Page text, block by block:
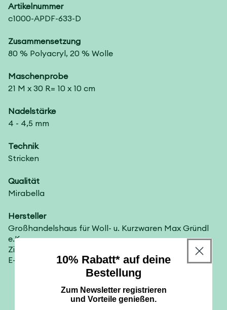
Artikelnummer
c1000-APDF-633-D
Zusammensetzung
80 % Polyacryl, 20 % Wolle
Maschenprobe
21 M x 30 R= 10 x 10 cm
Nadelstärke
4 - 4,5 mm
Technik
Stricken
Qualität
Mirabella
Hersteller
Großhandelshaus für Woll- u. Kurzwaren Max Gründl
e.K.
Ziegelestraße 66, 85055 Ingolstadt, Deutschland
E-Mail: briefkasten@gruendl.com
10% Rabatt* auf deine
Bestellung
Zum Newsletter registrieren
und Vorteile genießen.